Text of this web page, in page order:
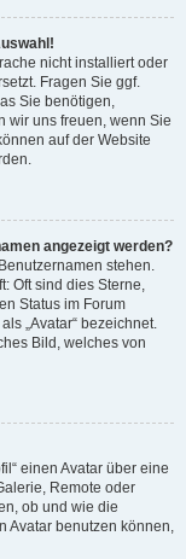
nicht installiert oder
Fragen Sie ggf.
Sie benötigen,
wir uns freuen, wenn Sie
auf der Website
angezeigt werden?
stehen.
Oft sind dies Sterne,
Status im Forum
„Avatar“ bezeichnet.
Bild, welches von
einen Avatar über eine
Remote oder
ob und wie die
Avatar benutzen können,